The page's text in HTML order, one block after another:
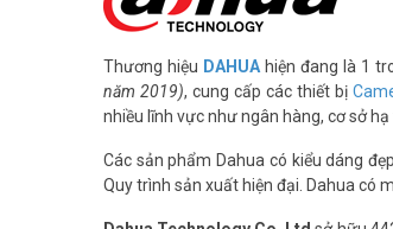
Thương hiệu DAHUAhiện đang là 1
năm 2019), cung cấp các thiết bị
nhiều lĩnh vực như ngân hàng, cơ sở hạ
Các sản phẩm Dahua có kiểu dáng
Quy trình sản xuất hiện đại. Dahua có